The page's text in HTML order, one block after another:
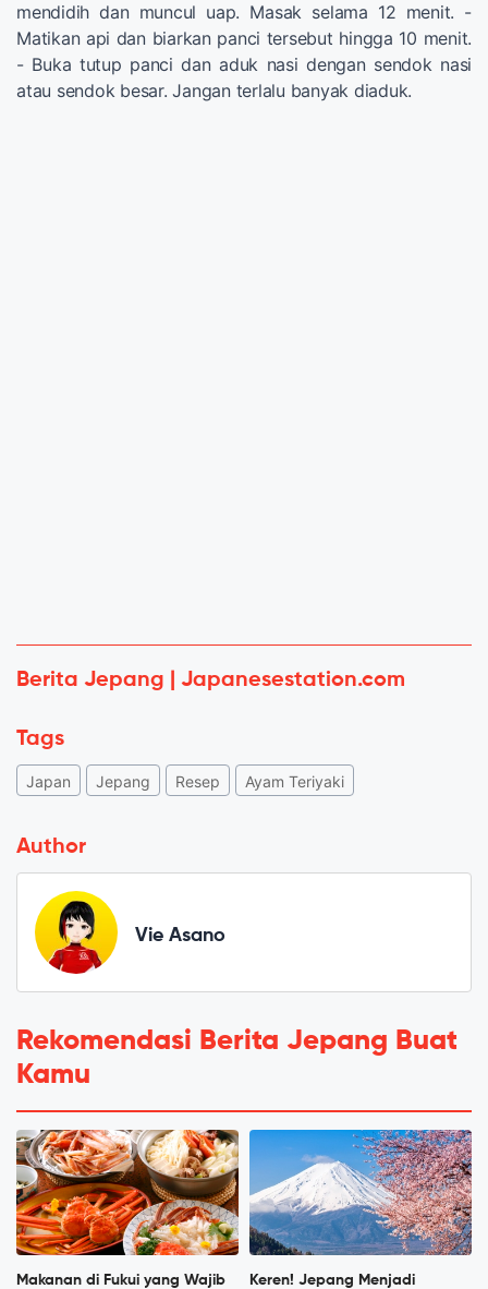
mendidih dan muncul uap. Masak selama 12 menit. -
Matikan api dan biarkan panci tersebut hingga 10 menit.
- Buka tutup panci dan aduk nasi dengan sendok nasi
atau sendok besar. Jangan terlalu banyak diaduk.
Berita Jepang | Japanesestation.com
Tags
Japan Jepang Resep Ayam Teriyaki
Author
Vie Asano
Rekomendasi Berita Jepang Buat
Kamu
Makanan di Fukui yang Wajib
Keren! Jepang Menjadi